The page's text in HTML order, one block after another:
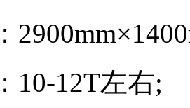
10-12T左右;